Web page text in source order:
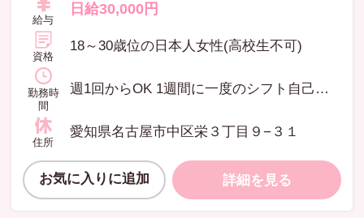
給与
日給30,000円
資格
18～30歳位の日本人女性(高校生不可)
勤務時
間
週1回からOK 1週間に一度のシフト自己申告制 10:00～翌2:00の あなたのスケジュールに合わせた あなたのお好きな時間帯を 自由に選んで勤務が出来ます!
住所
愛知県名古屋市中区栄３丁目９−３１
お気に入りに追加 詳細を見る